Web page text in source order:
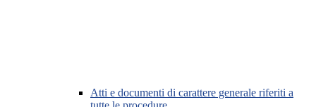
Atti e documenti di carattere generale riferiti a